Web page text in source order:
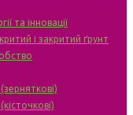
та інновації
і закритий ґрунт